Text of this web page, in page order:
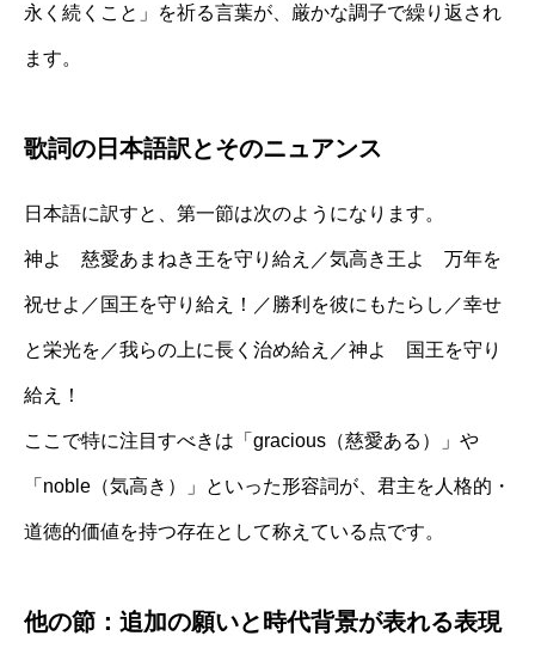
永く続くこと」を祈る言葉が、厳かな調子で繰り返され
ます。
歌詞の日本語訳とそのニュアンス
日本語に訳すと、第一節は次のようになります。
神よ 慈愛あまねき王を守り給え／気高き王よ 万年を
祝せよ／国王を守り給え！／勝利を彼にもたらし／幸せ
と栄光を／我らの上に長く治め給え／神よ 国王を守り
給え！
ここで特に注目すべきは「gracious（慈愛ある）」や
「noble（気高き）」といった形容詞が、君主を人格的・
道徳的価値を持つ存在として称えている点です。
他の節：追加の願いと時代背景が表れる表現